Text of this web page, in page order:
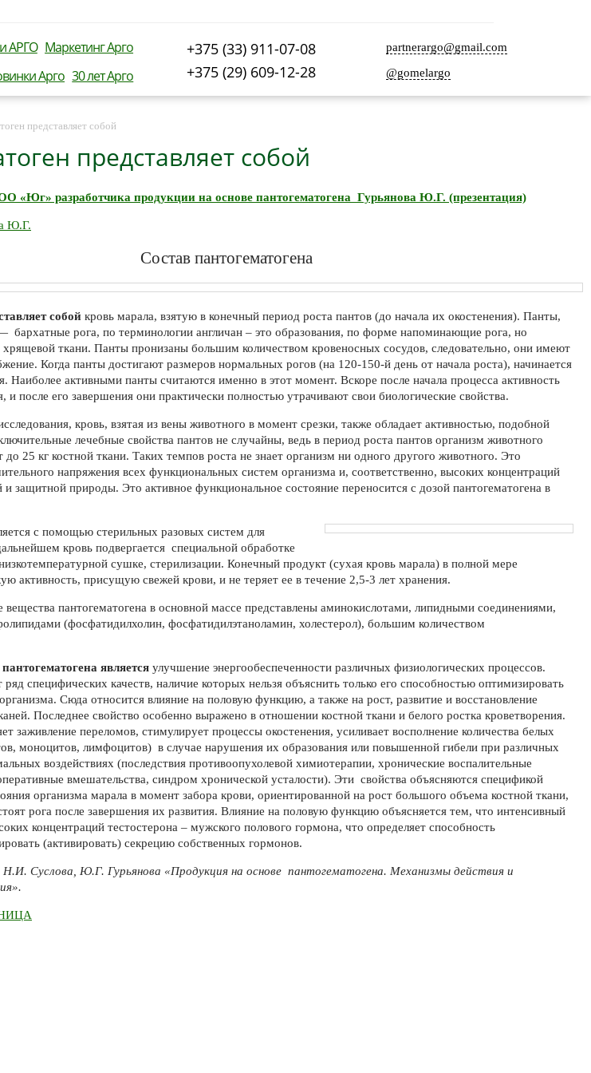
АРГО Маркетинг Арго
Арго 30 лет Арго
partnerargo@gmail.com
@gomelargo
+375 (33) 911-07-08
+375 (29) 609-12-28
представляет собой
представляет собой
«Юг» разработчика продукции на основе пантогематогена Гурьянова Ю.Г. (презентация)
Ю.Г.
Состав пантогематогена
собой кровь марала, взятую в конечный период роста пантов (до начала их окостенения). Панты,
бархатные рога, по терминологии англичан – это образования, по форме напоминающие рога, но
хрящевой ткани. Панты пронизаны большим количеством кровеносных сосудов, следовательно, они имеют
Когда панты достигают размеров нормальных рогов (на 120-150-й день от начала роста), начинается
Наиболее активными панты считаются именно в этот момент. Вскоре после начала процесса активность
и после его завершения они практически полностью утрачивают свои биологические свойства.
кровь, взятая из вены животного в момент срезки, также обладает активностью, подобной
лечебные свойства пантов не случайны, ведь в период роста пантов организм животного
до 25 кг костной ткани. Таких темпов роста не знает организм ни одного другого животного. Это
напряжения всех функциональных систем организма и, соответственно, высоких концентраций
защитной природы. Это активное функциональное состояние переносится с дозой пантогематогена в
с помощью стерильных разовых систем для
кровь подвергается специальной обработке
сушке, стерилизации. Конечный продукт (сухая кровь марала) в полной мере
активность, присущую свежей крови, и не теряет ее в течение 2,5-3 лет хранения.
вещества пантогематогена в основной массе представлены аминокислотами, липидными соединениями,
(фосфатидилхолин, фосфатидилэтаноламин, холестерол), большим количеством
является улучшение энергообеспеченности различных физиологических процессов.
специфических качеств, наличие которых нельзя объяснить только его способностью оптимизировать
Сюда относится влияние на половую функцию, а также на рост, развитие и восстановление
Последнее свойство особенно выражено в отношении костной ткани и белого ростка кроветворения.
заживление переломов, стимулирует процессы окостенения, усиливает восполнение количества белых
моноцитов, лимфоцитов) в случае нарушения их образования или повышенной гибели при различных
воздействиях (последствия противоопухолевой химиотерапии, хронические воспалительные
вмешательства, синдром хронической усталости). Эти свойства объясняются спецификой
организма марала в момент забора крови, ориентированной на рост большого объема костной ткани,
рога после завершения их развития. Влияние на половую функцию объясняется тем, что интенсивный
концентраций тестостерона – мужского полового гормона, что определяет способность
(активировать) секрецию собственных гормонов.
Суслова, Ю.Г. Гурьянова «Продукция на основе пантогематогена. Механизмы действия и